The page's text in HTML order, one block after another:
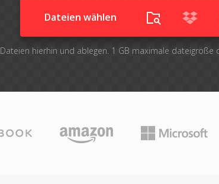
Dateien wählen
Dateien hierhin und ablegen. 1 GB maximale dateigröße